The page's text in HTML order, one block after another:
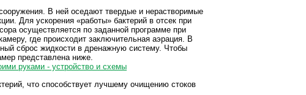
В ней оседают твердые и нерастворимые
Для ускорения «работы» бактерий в отсек при
осуществляется по заданной программе при
где происходит заключительная аэрация. В
сброс жидкости в дренажную систему. Чтобы
представлена ниже.
что способствует лучшему очищению стоков